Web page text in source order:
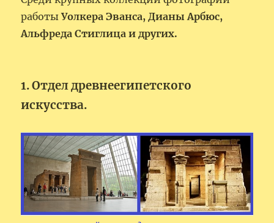
работы Уолкера Эванса, Дианы Арбюс,
Альфреда Стиглица и других.
1. Отдел древнеегипетского
искусства.